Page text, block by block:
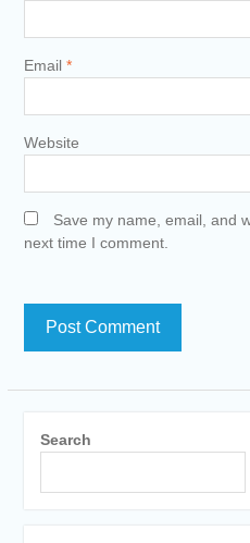
Email *
Website
Save my name, email, and
next time I comment.
Search